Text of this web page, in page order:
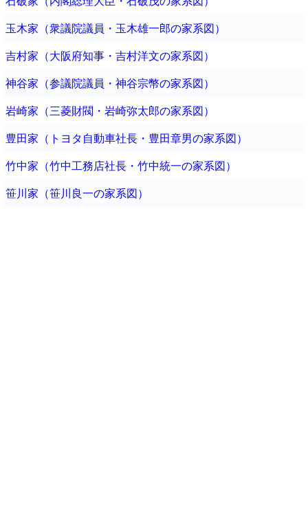
玉木家（衆議院議員・玉木雄一郎の家系図）
吉村家（大阪府知事・吉村洋文の家系図）
神谷家（参議院議員・神谷宗幣の家系図）
岩崎家（三菱財閥・岩崎弥太郎の家系図）
豊田家（トヨタ自動車社長・豊田章男の家系図）
竹中家（竹中工務店社長・竹中統一の家系図）
笹川家（笹川良一の家系図）